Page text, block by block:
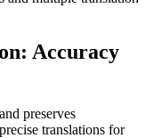
Accuracy
preserves
translations for